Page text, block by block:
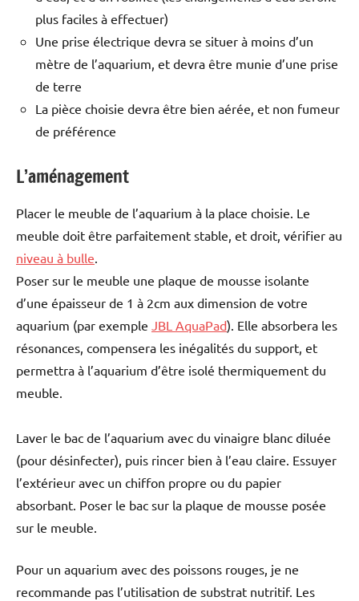
plus faciles à effectuer)
Une prise électrique devra se situer à moins d’un
mètre de l’aquarium, et devra être munie d’une prise
de terre
La pièce choisie devra être bien aérée, et non fumeur
de préférence
L’aménagement
Placer le meuble de l’aquarium à la place choisie. Le
meuble doit être parfaitement stable, et droit, vérifier au
niveau à bulle.
Poser sur le meuble une plaque de mousse isolante
d’une épaisseur de 1 à 2cm aux dimension de votre
aquarium (par exemple JBL AquaPad). Elle absorbera les
résonances, compensera les inégalités du support, et
permettra à l’aquarium d’être isolé thermiquement du
meuble.
Laver le bac de l’aquarium avec du vinaigre blanc diluée
(pour désinfecter), puis rincer bien à l’eau claire. Essuyer
l’extérieur avec un chiffon propre ou du papier
absorbant. Poser le bac sur la plaque de mousse posée
sur le meuble.
Pour un aquarium avec des poissons rouges, je ne
recommande pas l’utilisation de substrat nutritif. Les